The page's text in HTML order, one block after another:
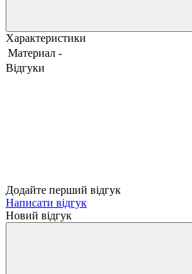
Характеристики
Материал -
Відгуки
Додайте перший відгук
Написати відгук
Новий відгук